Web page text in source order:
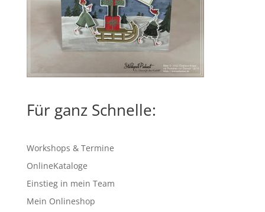
Für ganz Schnelle:
Workshops & Termine
OnlineKataloge
Einstieg in mein Team
Mein Onlineshop